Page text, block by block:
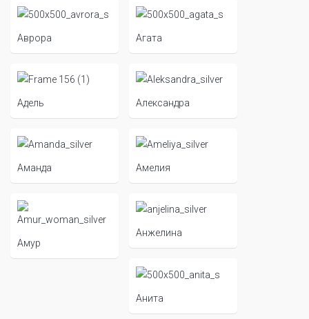
Аврора Агата
Адель Александра
Аманда Амелия
Амур
Анжелина
Анита